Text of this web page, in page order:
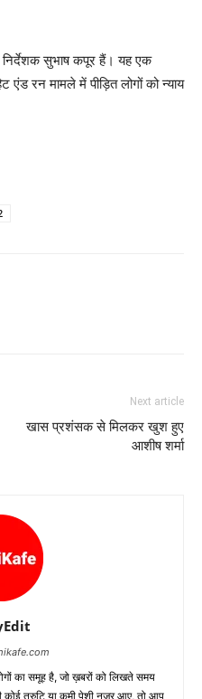
सुभाष कपूर हैं। यह एक
एंड रन मामले में पीड़ित लोगों को न्याय
Next article
खास प्रशंसक से मिलकर खुश हुए
आशीष शर्मा
का समूह है, जो ख़बरों को लिखते समय
कोई त्रुटि या कमी पेशी नजर आए, तो आप